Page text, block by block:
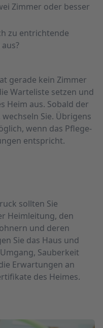
Zimmer oder besser
zu entrichtende
gerade kein Zimmer
Warte­liste setzen und
Heim aus. Sobald der
Sie. Übrigens
wenn das Pflege­
entspricht.
sollten Sie
Heimleitung, den
und deren
Sie das Haus und
Sauber­keit
Erwartungen an
des Heimes.